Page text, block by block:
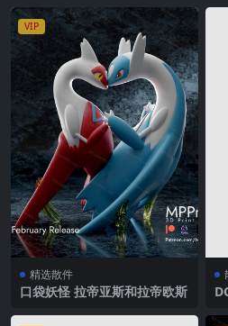
VIP
精选散件
口袋妖怪 拉帝亚斯和拉帝欧斯